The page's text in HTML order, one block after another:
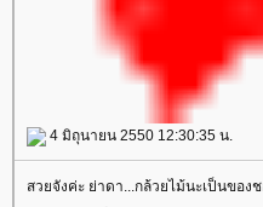
4 มิถุนายน 2550 12:30:35 น.
สวยจังค่ะ ย่าดา...กล้วยไม้นะเป็นของ